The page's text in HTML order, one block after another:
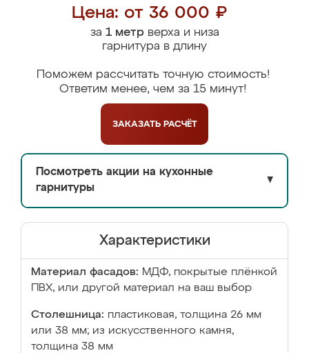
Цена: от 36 000 ₽
за 1 метрверха и низа
гарнитура в длину
Поможем рассчитать точную стоимость!
Ответим менее, чем за 15 минут!
ЗАКАЗАТЬ РАСЧЁТ
Посмотреть акции на кухонные
гарнитуры
▼
Характеристики
Материал фасадов: МДФ, покрытые плёнкой
ПВХ, или другой материал на ваш выбор
Столешница: пластиковая, толщина 26 мм
или 38 мм; из искусственного камня,
толщина 38 мм